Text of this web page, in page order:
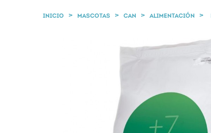
INICIO MASCOTAS CAN ALIMENTACIÓN